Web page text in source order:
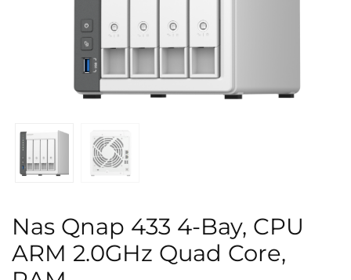
Nas Qnap 433 4-Bay, CPU
ARM 2.0GHz Quad Core,